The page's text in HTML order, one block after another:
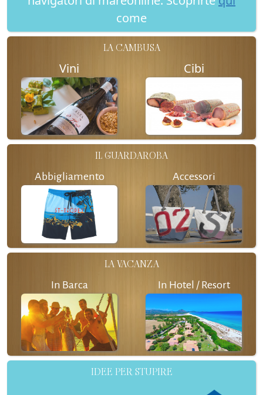
come
LA CAMBUSA
Vini Cibi
IL GUARDAROBA
Abbigliamento Accessori
LA VACANZA
In Barca In Hotel / Resort
IDEE PER STUPIRE